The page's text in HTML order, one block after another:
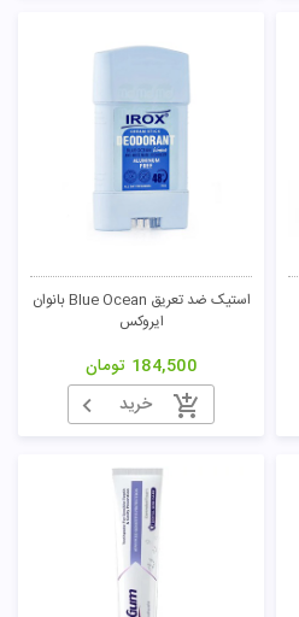
استیک ضد تعریق Blue Ocean بانوان
ایروکس
184,500 تومان
خرید